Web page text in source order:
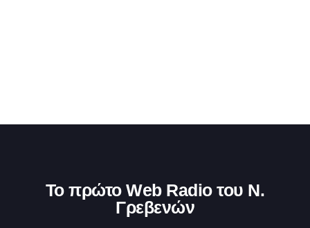
Το πρώτο Web Radio του Ν.
Γρεβενών